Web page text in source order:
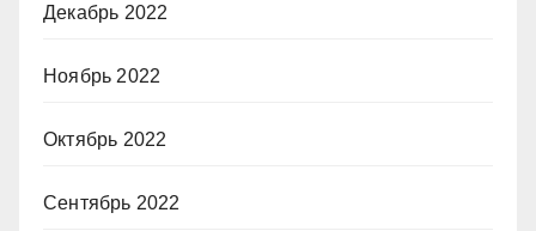
Декабрь 2022
Ноябрь 2022
Октябрь 2022
Сентябрь 2022